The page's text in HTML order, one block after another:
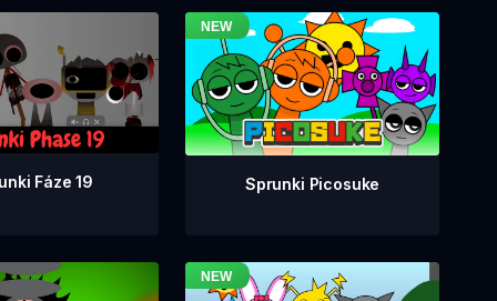
Fáze 19 Sprunki Picosuke